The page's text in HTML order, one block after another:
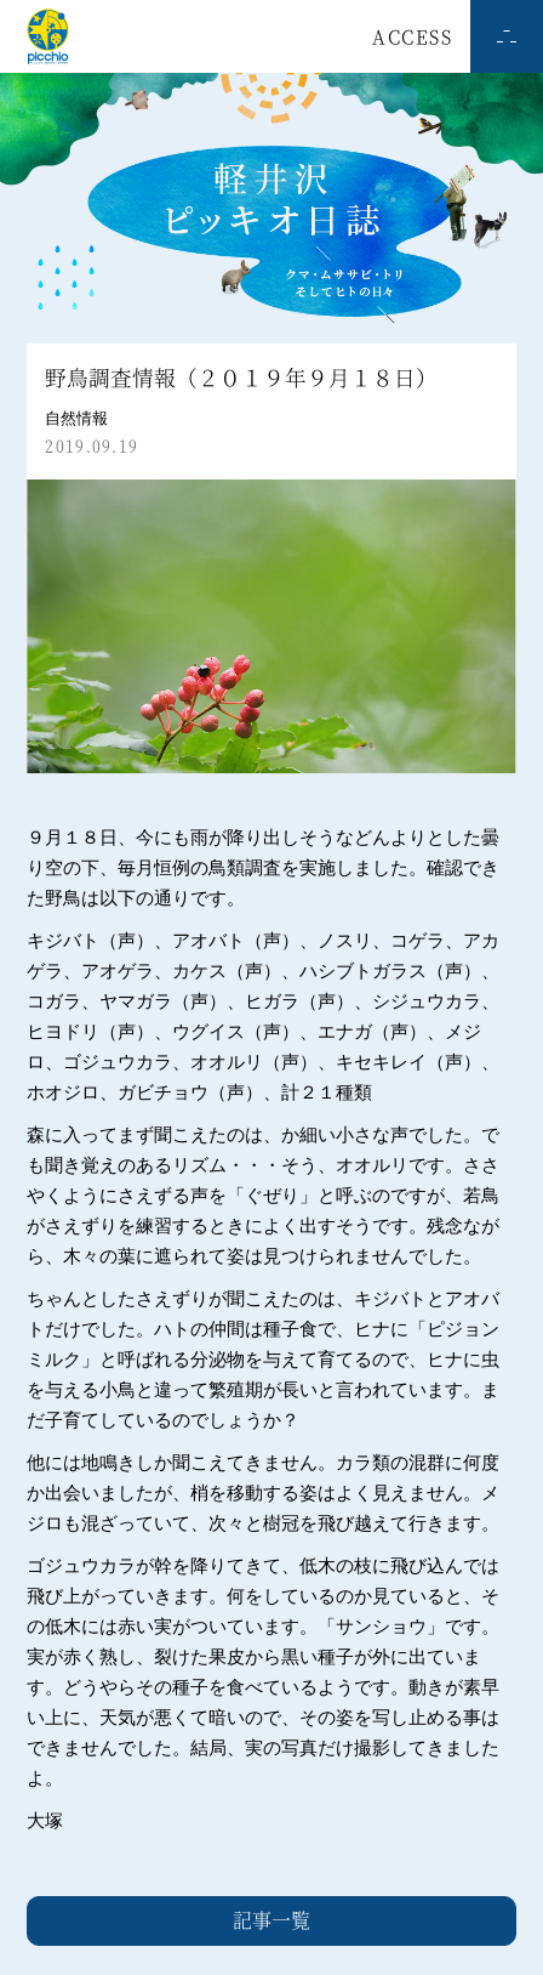
ACCESS
野鳥調査情報（２０１９年９月１８日）
自然情報
2019.09.19
９月１８日、今にも雨が降り出しそうなどんよりとした曇
り空の下、毎月恒例の鳥類調査を実施しました。確認でき
た野鳥は以下の通りです。
キジバト（声）、アオバト（声）、ノスリ、コゲラ、アカ
ゲラ、アオゲラ、カケス（声）、ハシブトガラス（声）、
コガラ、ヤマガラ（声）、ヒガラ（声）、シジュウカラ、
ヒヨドリ（声）、ウグイス（声）、エナガ（声）、メジ
ロ、ゴジュウカラ、オオルリ（声）、キセキレイ（声）、
ホオジロ、ガビチョウ（声）、計２１種類
森に入ってまず聞こえたのは、か細い小さな声でした。で
も聞き覚えのあるリズム・・・そう、オオルリです。ささ
やくようにさえずる声を「ぐぜり」と呼ぶのですが、若鳥
がさえずりを練習するときによく出すそうです。残念なが
ら、木々の葉に遮られて姿は見つけられませんでした。
ちゃんとしたさえずりが聞こえたのは、キジバトとアオバ
トだけでした。ハトの仲間は種子食で、ヒナに「ピジョン
ミルク」と呼ばれる分泌物を与えて育てるので、ヒナに虫
を与える小鳥と違って繁殖期が長いと言われています。ま
だ子育てしているのでしょうか？
他には地鳴きしか聞こえてきません。カラ類の混群に何度
か出会いましたが、梢を移動する姿はよく見えません。メ
ジロも混ざっていて、次々と樹冠を飛び越えて行きます。
ゴジュウカラが幹を降りてきて、低木の枝に飛び込んでは
飛び上がっていきます。何をしているのか見ていると、そ
の低木には赤い実がついています。「サンショウ」です。
実が赤く熟し、裂けた果皮から黒い種子が外に出ていま
す。どうやらその種子を食べているようです。動きが素早
い上に、天気が悪くて暗いので、その姿を写し止める事は
できませんでした。結局、実の写真だけ撮影してきました
よ。
大塚
記事一覧